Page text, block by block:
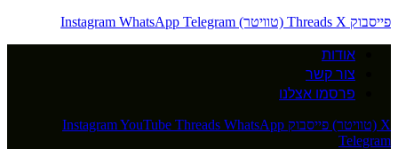
פייסבוק
Threads X (טוויטר) Instagram WhatsApp Telegram
אודות
צור קשר
פרסמו אצלנו
X (טוויטר) פייסבוק InstagramYouTube Threads WhatsApp
Telegram